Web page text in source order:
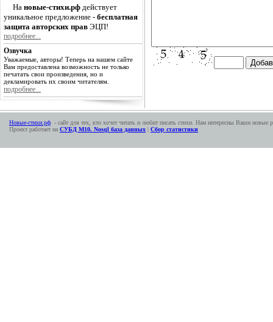
На новые-стихи.рф действует
уникальное предложение - бесплатная
защита авторских прав ЭЦП!
подробнее...
Озвучка
Уважаемые, авторы! Теперь на нашем сайте
Вам предоставлена возможность не только
печатать свои произведения, но и
декламировать их своим читателям.
подробнее...
Новые-стихи.рф - сайт для тех, кто хочет читать и любит писать стихи. Нам интересны Ваши новые
Проект работает на СУБД М10. Nosql база данных | Сбор статистики